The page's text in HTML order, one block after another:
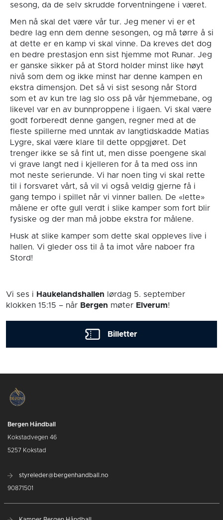
sesong, da de selv skrudde forventningene i været.
Men nå skal det være vår tur. Jeg mener vi er et
bedre lag enn dem denne sesongen, og må tørre å si
at dette er en kamp vi skal vinne. Da kreves det dog
en bedre prestasjon enn sist hjemme mot Runar. Jeg
er ganske sikker på at Stord holder minst like høyt
nivå som dem og ikke minst har denne kampen en
ekstra dimensjon. Det så vi sist sesong når Stord
som et av kun tre lag slo oss på vår hjemmebane, og
likevel var en av bunnproppene i ligaen. Vi skal være
godt forberedt denne gangen, regner med at de
fleste spillerne med unntak av langtidskadde Matias
Lygre, skal være klare til dette oppgjøret. Det
trenger ikke se så fint ut, men disse poengene skal
vi grave langt ned i kjelleren for å ta med oss inn
mot neste serierunde. Vi har noen ting vi skal rette
til i forsvaret vårt, så vil vi også veldig gjerne få i
gang tempo i spillet når vi vinner ballen. De «lette»
målene er ofte gull verdt i slike kamper som fort blir
fysiske og der man må jobbe ekstra for målene.
Husk at slike kamper som dette skal oppleves live i
hallen. Vi gleder oss til å ta imot våre naboer fra
Stord!
Vi ses i Haukelandshallen lørdag 5. september
klokken 15:15 – når Bergen møter Elverum!
Billetter
Bergen Håndball
Kokstadvegen 46
5257 Kokstad
styreleder@bergenhandball.no
90871501